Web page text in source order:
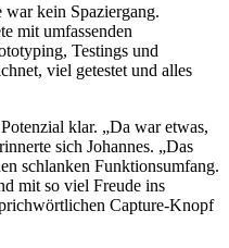
kein Spaziergang.
mit umfassenden
Testings und
viel getestet und alles
klar. „Da war etwas,
sich Johannes. „Das
schlanken Funktionsumfang.
mit so viel Freude ins
Capture-Knopf